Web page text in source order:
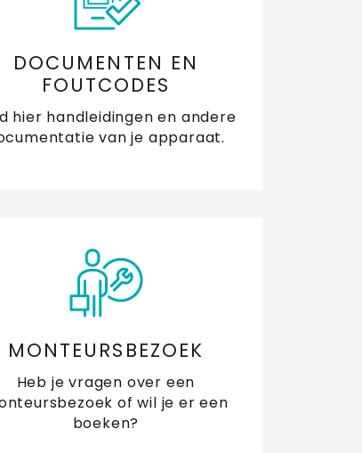
DOCUMENTEN EN
FOUTCODES
hier handleidingen en andere
van je apparaat.
MONTEURSBEZOEK
Heb je vragen over een
of wil je er een
boeken?